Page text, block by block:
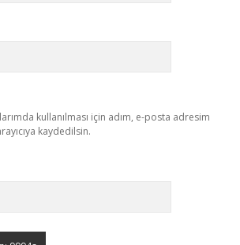
kullanılması için adım, e-posta adresim
kaydedilsin.